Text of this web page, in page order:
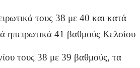
τους 38 με 40 και κατά
ηπειρωτικά 41 βαθμούς Κελσίου
τους 38 με 39 βαθμούς, τα